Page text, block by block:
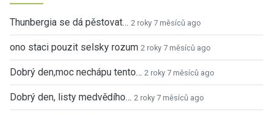
Thunbergia se dá pěstovat… 2 roky 7 měsíců ago
ono staci pouzit selsky rozum 2 roky 7 měsíců ago
Dobrý den,moc nechápu tento… 2 roky 7 měsíců ago
Dobrý den, listy medvědího… 2 roky 7 měsíců ago